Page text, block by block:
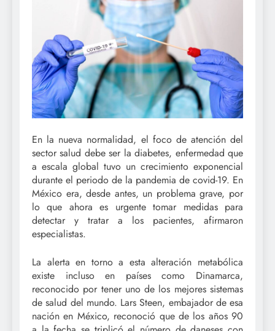
En la nueva normalidad, el foco de atención del
sector salud debe ser la diabetes, enfermedad que
a escala global tuvo un crecimiento exponencial
durante el periodo de la pandemia de covid-19. En
México era, desde antes, un problema grave, por
lo que ahora es urgente tomar medidas para
detectar y tratar a los pacientes, afirmaron
especialistas.
La alerta en torno a esta alteración metabólica
existe incluso en países como Dinamarca,
reconocido por tener uno de los mejores sistemas
de salud del mundo. Lars Steen, embajador de esa
nación en México, reconoció que de los años 90